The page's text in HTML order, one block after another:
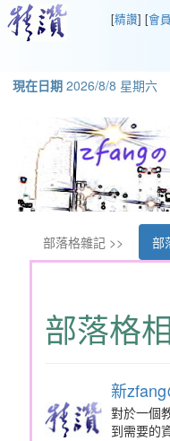
[精讚] [會
現在日期 2026/8/8 星期六
部落格雜記 >> 部
部落格
新
對於一個
到需要的